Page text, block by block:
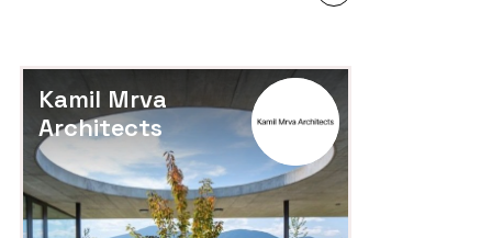
Kamil Mrva
Architects